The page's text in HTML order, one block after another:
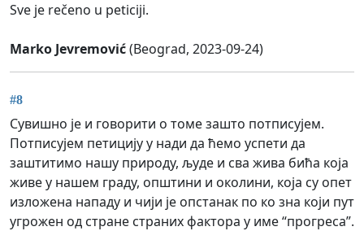
Sve je rečeno u peticiji.
Marko Jevremović(Beograd, 2023-09-24)
#8
Сувишно је и говорити о томе зашто потписујем.
Потписујем петицију у нади да ћемо успети да
заштитимо нашу природу, људе и сва жива бића која
живе у нашем граду, општини и околини, која су опет
изложена нападу и чији је опстанак по ко зна који пут
угрожен од стране страних фактора у име “прогреса”.